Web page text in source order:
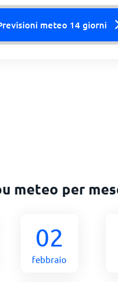
meteo 14 giorni
meteo per
02
febbraio